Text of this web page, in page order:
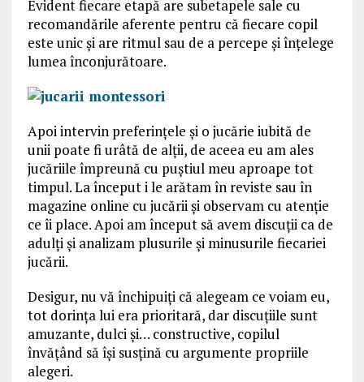
Evident fiecare etapă are subetapele sale cu
recomandările aferente pentru că fiecare copil
este unic și are ritmul sau de a percepe și înțelege
lumea înconjurătoare.
Apoi intervin preferințele și o jucărie iubită de
unii poate fi urâtă de alții, de aceea eu am ales
jucăriile împreună cu puștiul meu aproape tot
timpul. La început i le arătam în reviste sau în
magazine online cu jucării și observam cu atenție
ce îi place. Apoi am început să avem discuții ca de
adulți și analizam plusurile și minusurile fiecariei
jucării.
Desigur, nu vă închipuiți că alegeam ce voiam eu,
tot dorința lui era prioritară, dar discuțiile sunt
amuzante, dulci și… constructive, copilul
învățând să își susțină cu argumente propriile
alegeri.